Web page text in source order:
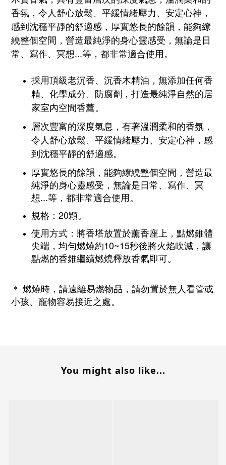
香氛，令人舒心放鬆、平緩情緒壓力、安定心神，
感到沈穩平靜的舒適感，厚實悠長的餘韻，能夠繚
繞整個空間，營造最純淨的身心靈感受，無論是日
常、寫作、冥想...等，都非常適合使用。
採用頂級老沉香、沉香木精油， 無添加任何香
精、化學成分、防腐劑 ，打造最純淨自然的居
家室內空間香薰。
層次豐富的深度氣息，有著溫潤柔和的香氛，
令人舒心放鬆、平緩情緒壓力、安定心神，感
到沈穩平靜的舒適感。
厚實悠長的餘韻，能夠繚繞整個空間，營造最
純淨的身心靈感受，無論是日常、寫作、冥
想...等，都非常適合使用。
規格：20顆。
使用方式：將香塔放置於薰香座上，點燃錐體
尖端，均勻燃燒約10~15秒後將火焰吹滅，讓
點燃的香錐繼續燃燒釋放香氣即可。
＊ 燃燒時，請遠離易燃物品，請勿置於無人看管或
小孩、寵物容易接近之處。
You might also like...